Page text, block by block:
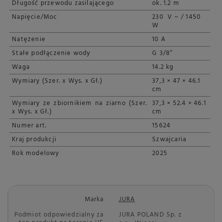
Długość przewodu zasilającego
ok. 1.2 m
Napięcie/Moc
230 V ~ / 1450
W
Natężenie
10 A
Stałe podłączenie wody
G 3/8“
Waga
14.2 kg
Wymiary (Szer. x Wys. x Gł.)
37,3 × 47 × 46.1
cm
Wymiary ze zbiornikiem na ziarno (Szer.
x Wys. x Gł.)
37,3 × 52.4 × 46.1
cm
Numer art.
15624
Kraj produkcji
Szwajcaria
Rok modelowy
2025
Marka
JURA
Podmiot odpowiedzialny za
JURA POLAND Sp. z